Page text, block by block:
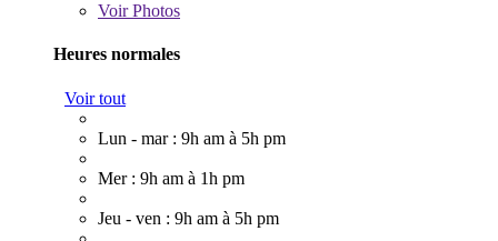
VoirPhotos
Heures normales
Voir tout
Lun - mar : 9h am à 5h pm
Mer : 9h am à 1h pm
Jeu - ven : 9h am à 5h pm